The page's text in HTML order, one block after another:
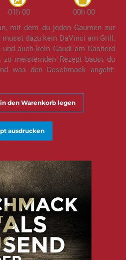
01h 00
00h 00
mit dem du jeden Gaumen zur
musst dazu kein DaVinci am Grill,
auch kein Gaudi am Gasherd
meisternden Rezept baust du
was den Geschmack angeht:
den Warenkorb legen
ausdrucken